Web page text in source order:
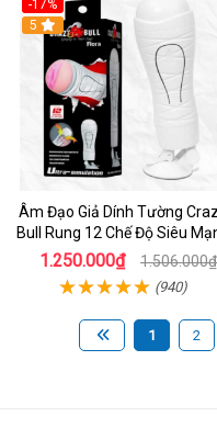
-17%
5
Âm Đạo Giả Dính Tường
Bull Rung 12 Chế Độ Siêu
1.250.000₫ 1.506.000₫
(940)
1 2